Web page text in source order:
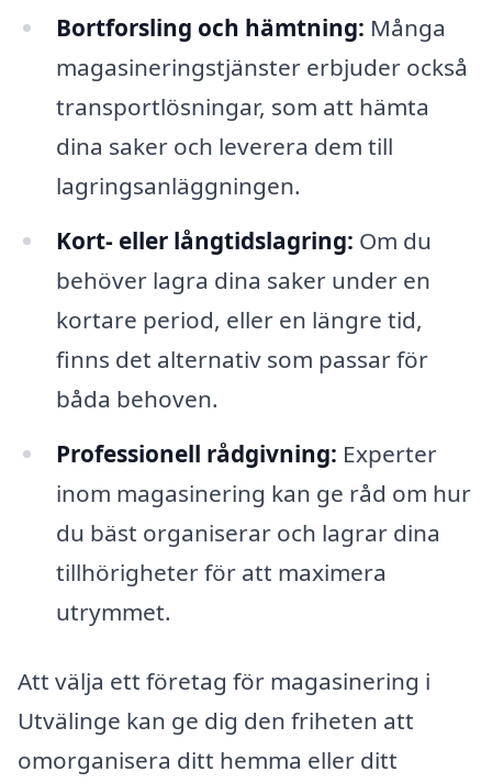
Bortforsling och hämtning: Många
magasineringstjänster erbjuder också
transportlösningar, som att hämta
dina saker och leverera dem till
lagringsanläggningen.
Kort- eller långtidslagring: Om du
behöver lagra dina saker under en
kortare period, eller en längre tid,
finns det alternativ som passar för
båda behoven.
Professionell rådgivning: Experter
inom magasinering kan ge råd om hur
du bäst organiserar och lagrar dina
tillhörigheter för att maximera
utrymmet.
Att välja ett företag för magasinering i
Utvälinge kan ge dig den friheten att
omorganisera ditt hemma eller ditt